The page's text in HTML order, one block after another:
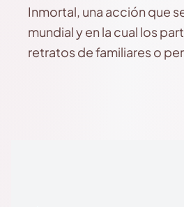
Inmortal, una acción que
mundial y en la cual los
retratos de familiares o